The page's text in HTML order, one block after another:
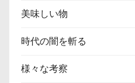
美味しい物
時代の闇を斬る
様々な考察